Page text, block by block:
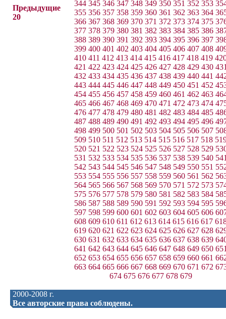
Предыдущие
20
344 345 346 347 348 349 350 351 352 353
355 356 357 358 359 360 361 362 363 364
366 367 368 369 370 371 372 373 374 375
377 378 379 380 381 382 383 384 385 386
388 389 390 391 392 393 394 395 396 397
399 400 401 402 403 404 405 406 407 408
410 411 412 413 414 415 416 417 418 419
421 422 423 424 425 426 427 428 429 430
432 433 434 435 436 437 438 439 440 441
443 444 445 446 447 448 449 450 451 452
454 455 456 457 458 459 460 461 462 463
465 466 467 468 469 470 471 472 473 474
476 477 478 479 480 481 482 483 484 485
487 488 489 490 491 492 493 494 495 496
498 499 500 501 502 503 504 505 506 507
509 510 511 512 513 514 515 516 517 518
520 521 522 523 524 525 526 527 528 529
531 532 533 534 535 536 537 538 539 540
542 543 544 545 546 547 548 549 550 551
553 554 555 556 557 558 559 560 561 562
564 565 566 567 568 569 570 571 572 573
575 576 577 578 579 580 581 582 583 584
586 587 588 589 590 591 592 593 594 595
597 598 599 600 601 602 603 604 605 606
608 609 610 611 612 613 614 615 616 617
619 620 621 622 623 624 625 626 627 628
630 631 632 633 634 635 636 637 638 639
641 642 643 644 645 646 647 648 649 650
652 653 654 655 656 657 658 659 660 661
663 664 665 666 667 668 669 670 671 672
674 675 676 677 678 679
2000-2008 г.
Все авторские права соблюдены.